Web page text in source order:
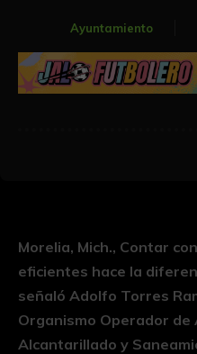
Ayuntamiento
Morelia, Mich., Contar
eficientes hace la
señaló Adolfo Torres
Organismo Operador de
Alcantarillado y